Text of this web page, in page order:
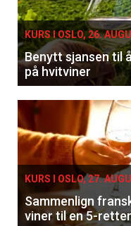
KURS I OSLO, 26.
Benytt sjansen til
på hvitviner
KURS I OSLO, 27.
Sammenlign
viner til en 5-